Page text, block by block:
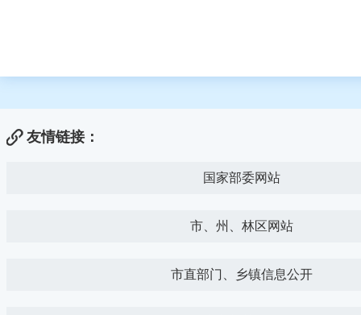
友情链接：
国家部委网站
市、州、林区网站
市直部门、乡镇信息公开